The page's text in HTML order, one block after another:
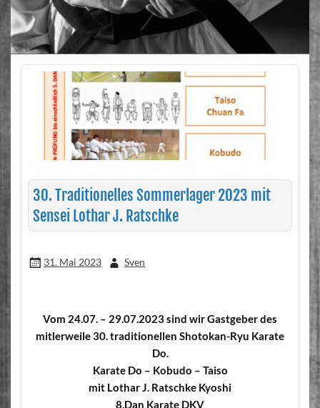
30. Traditionelles Sommerlager 2023 mit
Sensei Lothar J. Ratschke
31. Mai 2023 Sven
Vom 24.07. – 29.07.2023 sind wir Gastgeber des
mitlerweile 30. traditionellen Shotokan-Ryu Karate
Do.
Karate Do – Kobudo – Taiso
mit Lothar J. Ratschke Kyoshi
8.Dan Karate DKV